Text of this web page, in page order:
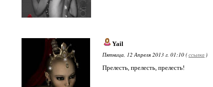
Yail
Пятница, 12 Апреля 2013 г. 01:10 (ссылка )
Прелесть, прелесть, прелесть!